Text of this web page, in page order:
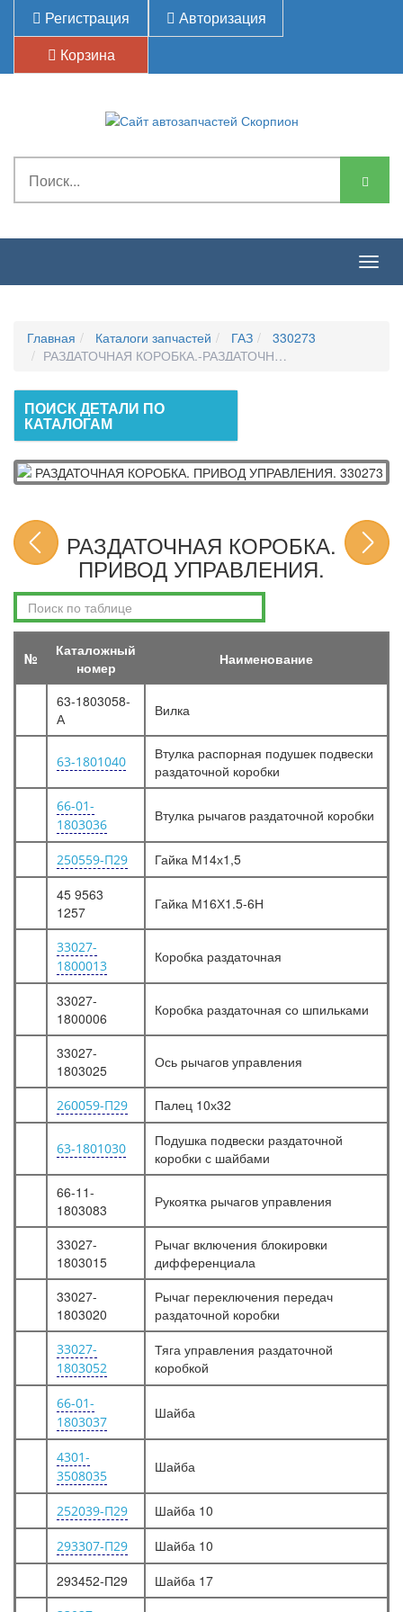
Регистрация
Авторизация
Корзина
Главная Каталоги запчастей ГАЗ
330273
РАЗДАТОЧНАЯ КОРОБКА.-РАЗДАТОЧНАЯ КОРОБКА.
ПОИСК ДЕТАЛИ ПО
КАТАЛОГАМ
РАЗДАТОЧНАЯ КОРОБКА.
ПРИВОД УПРАВЛЕНИЯ.
№
Каталожный
номер
Наименование
63-1803058-
А
Вилка
63-1801040
Втулка распорная подушек подвески
раздаточной коробки
66-01-
1803036
Втулка рычагов раздаточной коробки
250559-П29
Гайка М14х1,5
45 9563
1257
Гайка М16Х1.5-6Н
33027-
1800013
Коробка раздаточная
33027-
1800006
Коробка раздаточная со шпильками
33027-
1803025
Ось рычагов управления
260059-П29 Палец 10х32
63-1801030
Подушка подвески раздаточной
коробки с шайбами
66-11-
1803083
Рукоятка рычагов управления
33027-
1803015
Рычаг включения блокировки
дифференциала
33027-
1803020
Рычаг переключения передач
раздаточной коробки
33027-
1803052
Тяга управления раздаточной
коробкой
66-01-
1803037
Шайба
4301-
3508035
Шайба
252039-П29 Шайба 10
293307-П29
Шайба 10
293452-П29
Шайба 17